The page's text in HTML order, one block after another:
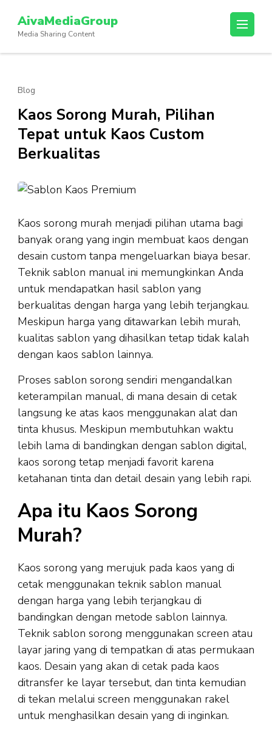
konten
(Tekan
AivaMediaGroup
Media Sharing Content
Blog
Kaos Sorong Murah, Pilihan
Tepat untuk Kaos Custom
Berkualitas
Kaos sorong murah menjadi pilihan utama bagi
banyak orang yang ingin membuat kaos dengan
desain custom tanpa mengeluarkan biaya besar.
Teknik sablon manual ini memungkinkan Anda
untuk mendapatkan hasil sablon yang
berkualitas dengan harga yang lebih terjangkau.
Meskipun harga yang ditawarkan lebih murah,
kualitas sablon yang dihasilkan tetap tidak kalah
dengan kaos sablon lainnya.
Proses sablon sorong sendiri mengandalkan
keterampilan manual, di mana desain di cetak
langsung ke atas kaos menggunakan alat dan
tinta khusus. Meskipun membutuhkan waktu
lebih lama di bandingkan dengan sablon digital,
kaos sorong tetap menjadi favorit karena
ketahanan tinta dan detail desain yang lebih rapi.
Apa itu Kaos Sorong
Murah?
Kaos sorong yang merujuk pada kaos yang di
cetak menggunakan teknik sablon manual
dengan harga yang lebih terjangkau di
bandingkan dengan metode sablon lainnya.
Teknik sablon sorong menggunakan screen atau
layar jaring yang di tempatkan di atas permukaan
kaos. Desain yang akan di cetak pada kaos
ditransfer ke layar tersebut, dan tinta kemudian
di tekan melalui screen menggunakan rakel
untuk menghasilkan desain yang di inginkan.